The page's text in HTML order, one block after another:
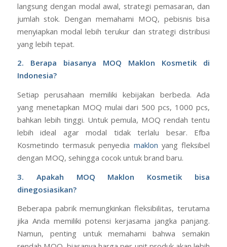
langsung dengan modal awal, strategi pemasaran, dan
jumlah stok. Dengan memahami MOQ, pebisnis bisa
menyiapkan modal lebih terukur dan strategi distribusi
yang lebih tepat.
2. Berapa biasanya MOQ Maklon Kosmetik di
Indonesia?
Setiap perusahaan memiliki kebijakan berbeda. Ada
yang menetapkan MOQ mulai dari 500 pcs, 1000 pcs,
bahkan lebih tinggi. Untuk pemula, MOQ rendah tentu
lebih ideal agar modal tidak terlalu besar. Efba
Kosmetindo termasuk penyedia maklon yang fleksibel
dengan MOQ, sehingga cocok untuk brand baru.
3. Apakah MOQ Maklon Kosmetik bisa
dinegosiasikan?
Beberapa pabrik memungkinkan fleksibilitas, terutama
jika Anda memiliki potensi kerjasama jangka panjang.
Namun, penting untuk memahami bahwa semakin